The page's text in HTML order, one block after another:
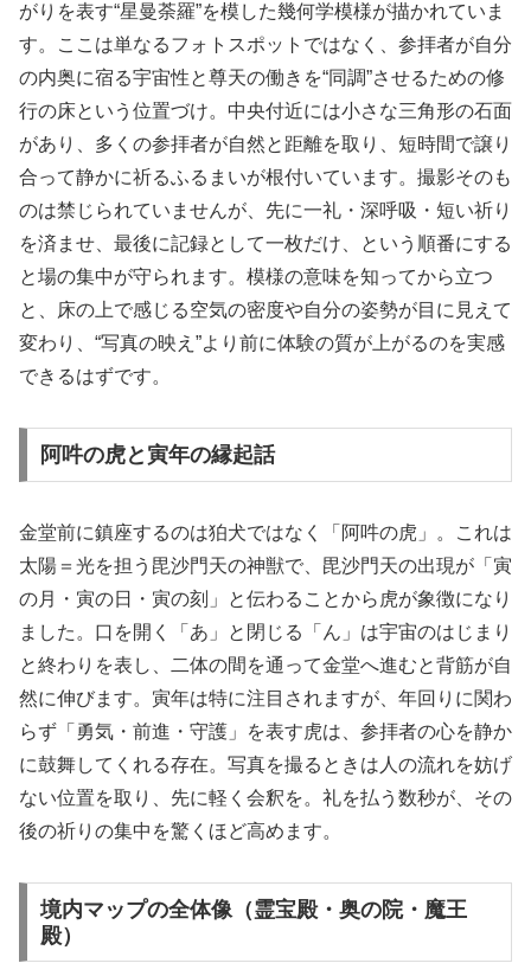
がりを表す“星曼荼羅”を模した幾何学模様が描かれていま
す。ここは単なるフォトスポットではなく、参拝者が自分
の内奥に宿る宇宙性と尊天の働きを“同調”させるための修
行の床という位置づけ。中央付近には小さな三角形の石面
があり、多くの参拝者が自然と距離を取り、短時間で譲り
合って静かに祈るふるまいが根付いています。撮影そのも
のは禁じられていませんが、先に一礼・深呼吸・短い祈り
を済ませ、最後に記録として一枚だけ、という順番にする
と場の集中が守られます。模様の意味を知ってから立つ
と、床の上で感じる空気の密度や自分の姿勢が目に見えて
変わり、“写真の映え”より前に体験の質が上がるのを実感
できるはずです。
阿吽の虎と寅年の縁起話
金堂前に鎮座するのは狛犬ではなく「阿吽の虎」。これは
太陽＝光を担う毘沙門天の神獣で、毘沙門天の出現が「寅
の月・寅の日・寅の刻」と伝わることから虎が象徴になり
ました。口を開く「あ」と閉じる「ん」は宇宙のはじまり
と終わりを表し、二体の間を通って金堂へ進むと背筋が自
然に伸びます。寅年は特に注目されますが、年回りに関わ
らず「勇気・前進・守護」を表す虎は、参拝者の心を静か
に鼓舞してくれる存在。写真を撮るときは人の流れを妨げ
ない位置を取り、先に軽く会釈を。礼を払う数秒が、その
後の祈りの集中を驚くほど高めます。
境内マップの全体像（霊宝殿・奥の院・魔王
殿）